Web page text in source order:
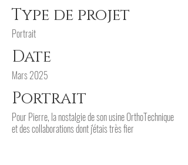
Type de projet
Portrait
Date
Mars 2025
Portrait
Pour Pierre, la nostalgie de son usine OrthoTechnique
et des collaborations dont j'étais très fier